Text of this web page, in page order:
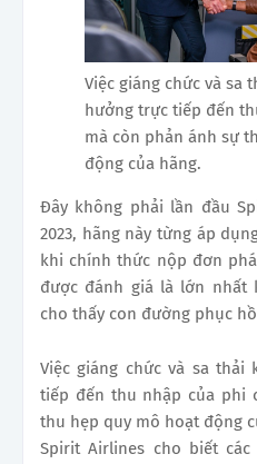
Việc giáng chức và sa
hưởng trực tiếp đến
mà còn phản ánh sự
động của hãng.
Đây không phải lần đầu
2023, hãng này từng áp
khi chính thức nộp đơn
được đánh giá là lớn nhất
cho thấy con đường phục
Việc giáng chức và sa
tiếp đến thu nhập của phi
thu hẹp quy mô hoạt động
Spirit Airlines cho biết